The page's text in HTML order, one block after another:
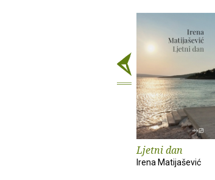
Ljetni dan
Irena Matijašević